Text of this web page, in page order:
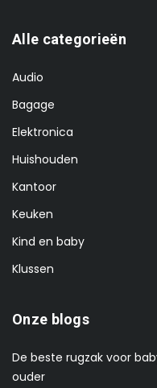
Alle categorieën
Audio
Bagage
Elektronica
Huishouden
Kantoor
Keuken
Kind en baby
Klussen
Onze blogs
De beste rugzak voor
ouder